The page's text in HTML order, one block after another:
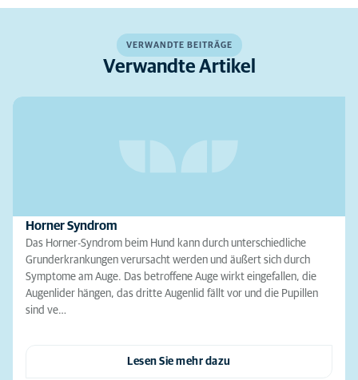
VERWANDTE BEITRÄGE
Verwandte Artikel
Horner Syndrom
Das Horner-Syndrom beim Hund kann durch unterschiedliche
Grunderkrankungen verursacht werden und äußert sich durch
Symptome am Auge. Das betroffene Auge wirkt eingefallen, die
Augenlider hängen, das dritte Augenlid fällt vor und die Pupillen
sind ve…
Lesen Sie mehr dazu